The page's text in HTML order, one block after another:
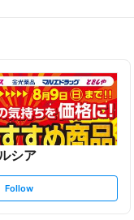
シア
s
t
Follow